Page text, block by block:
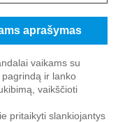
aprašymas
vaikams su
ir lanko
vaikščioti
pritaikyti slankiojantys